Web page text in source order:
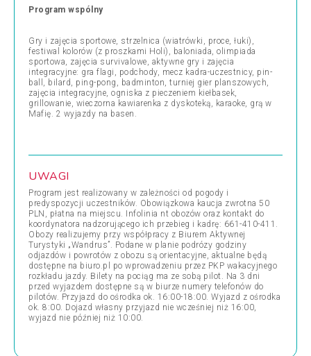
Program wspólny
Gry i zajęcia sportowe, strzelnica (wiatrówki, proce, łuki),
festiwal kolorów (z proszkami Holi), baloniada, olimpiada
sportowa, zajęcia survivalowe, aktywne gry i zajęcia
integracyjne: gra flagi, podchody, mecz kadra-uczestnicy, pin-
ball, bilard, ping-pong, badminton, turniej gier planszowych,
zajęcia integracyjne, ogniska z pieczeniem kiełbasek,
grillowanie, wieczorna kawiarenka z dyskoteką, karaoke, grą w
Mafię. 2 wyjazdy na basen.
UWAGI
Program jest realizowany w zależności od pogody i
predyspozycji uczestników. Obowiązkowa kaucja zwrotna 50
PLN, płatna na miejscu. Infolinia nt obozów oraz kontakt do
koordynatora nadzorującego ich przebieg i kadrę: 661-410-411.
Obozy realizujemy przy współpracy z Biurem Aktywnej
Turystyki „Wandrus”. Podane w planie podrózy godziny
odjazdów i powrotów z obozu są orientacyjne, aktualne będą
dostępne na biuro.pl po wprowadzeniu przez PKP wakacyjnego
rozkładu jazdy. Bilety na pociąg ma ze sobą pilot. Na 3 dni
przed wyjazdem dostępne są w biurze numery telefonów do
pilotów. Przyjazd do ośrodka ok. 16:00-18:00. Wyjazd z ośrodka
ok. 8:00. Dojazd własny przyjazd nie wcześniej niż 16:00,
wyjazd nie później niż 10:00.